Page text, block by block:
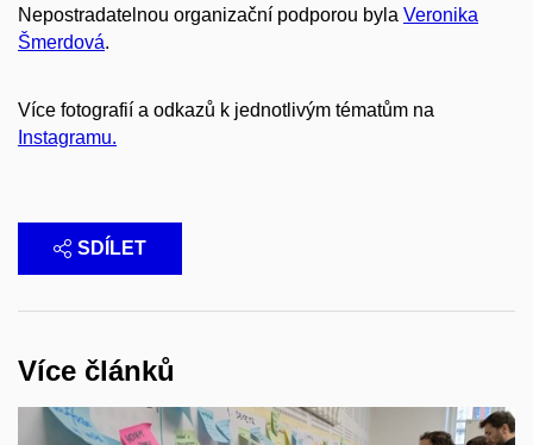
Nepostradatelnou organizační podporou byla Veronika
Šmerdová.
Více fotografií a odkazů k jednotlivým tématům na
Instagramu.
SDÍLET
Více článků